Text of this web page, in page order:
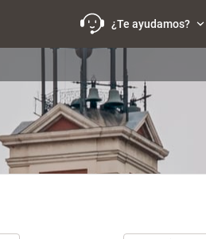
¿Te ayudamos?